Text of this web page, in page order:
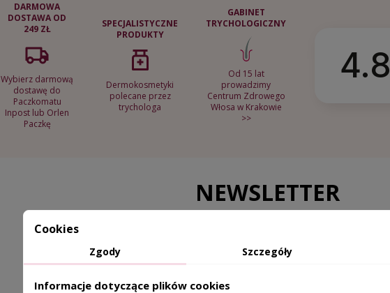
DARMOWA
DOSTAWA OD
249 ZŁ
Wybierz darmową
dostawę do
Paczkomatu
Inpost lub Orlen
Paczkę
SPECJALISTYCZNE
PRODUKTY
Dermokosmetyki
polecane przez
trychologa
GABINET
TRYCHOLOGICZNY
Od 15 lat
prowadzimy
Centrum Zdrowego
Włosa w Krakowie
>>
4.8
NEWSLETTER
Cookies
Zgody Szczegóły
Informacje dotyczące plików cookies